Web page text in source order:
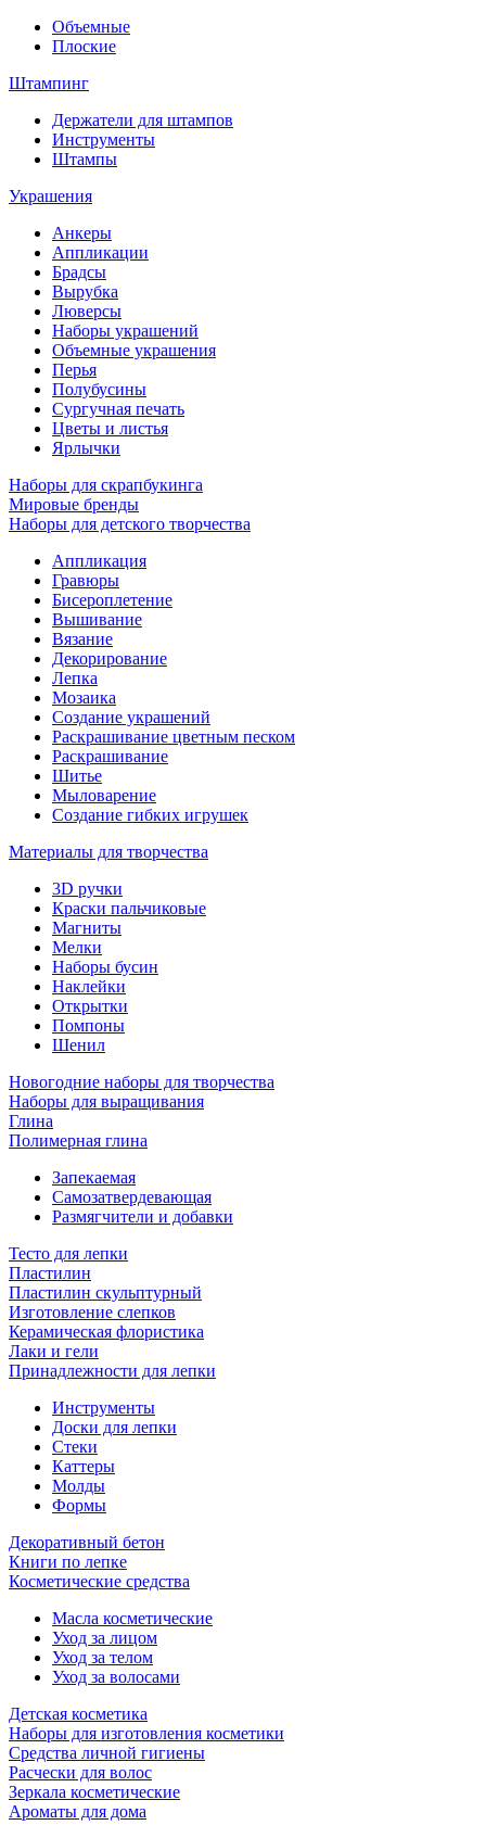
Объемные
Плоские
Штампинг
Держатели для штампов
Инструменты
Штампы
Украшения
Анкеры
Аппликации
Брадсы
Вырубка
Люверсы
Наборы украшений
Объемные украшения
Перья
Полубусины
Сургучная печать
Цветы и листья
Ярлычки
Наборы для скрапбукинга
Мировые бренды
Наборы для детского творчества
Аппликация
Гравюры
Бисероплетение
Вышивание
Вязание
Декорирование
Лепка
Мозаика
Создание украшений
Раскрашивание цветным песком
Раскрашивание
Шитье
Мыловарение
Создание гибких игрушек
Материалы для творчества
3D ручки
Краски пальчиковые
Магниты
Мелки
Наборы бусин
Наклейки
Открытки
Помпоны
Шенил
Новогодние наборы для творчества
Наборы для выращивания
Глина
Полимерная глина
Запекаемая
Самозатвердевающая
Размягчители и добавки
Тесто для лепки
Пластилин
Пластилин скульптурный
Изготовление слепков
Керамическая флористика
Лаки и гели
Принадлежности для лепки
Инструменты
Доски для лепки
Стеки
Каттеры
Молды
Формы
Декоративный бетон
Книги по лепке
Косметические средства
Масла косметические
Уход за лицом
Уход за телом
Уход за волосами
Детская косметика
Наборы для изготовления косметики
Средства личной гигиены
Расчески для волос
Зеркала косметические
Ароматы для дома